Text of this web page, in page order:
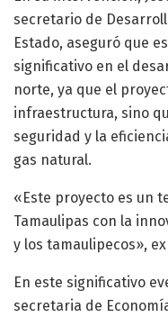
secretario de
Estado, aseguró que
significativo en el
norte, ya que el
infraestructura, sino
seguridad y la
gas natural.
«Este proyecto es un
Tamaulipas con la
y los tamaulipecos»,
En este significativo
secretaria de